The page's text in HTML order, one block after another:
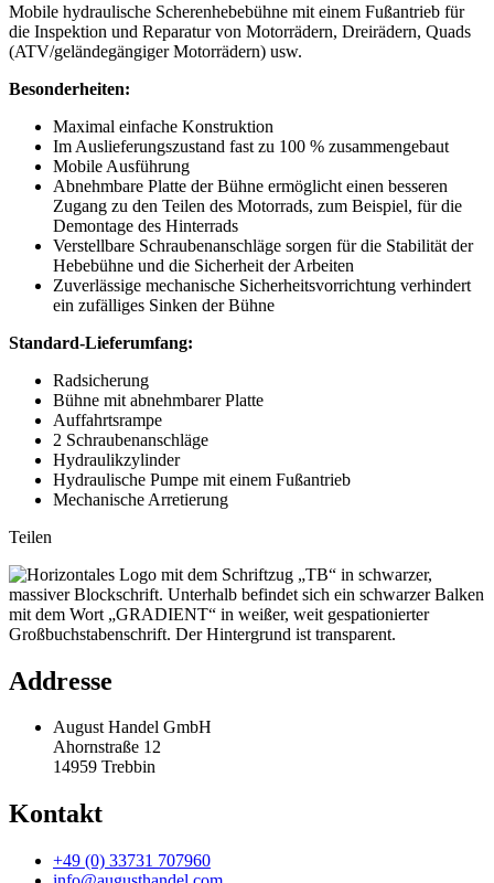
Mobile hydraulische Scherenhebebühne mit einem Fußantrieb für
die Inspektion und Reparatur von Motorrädern, Dreirädern, Quads
(ATV/geländegängiger Motorrädern) usw.
Besonderheiten:
Maximal einfache Konstruktion
Im Auslieferungszustand fast zu 100 % zusammengebaut
Mobile Ausführung
Abnehmbare Platte der Bühne ermöglicht einen besseren
Zugang zu den Teilen des Motorrads, zum Beispiel, für die
Demontage des Hinterrads
Verstellbare Schraubenanschläge sorgen für die Stabilität der
Hebebühne und die Sicherheit der Arbeiten
Zuverlässige mechanische Sicherheitsvorrichtung verhindert
ein zufälliges Sinken der Bühne
Standard-Lieferumfang:
Radsicherung
Bühne mit abnehmbarer Platte
Auffahrtsrampe
2 Schraubenanschläge
Hydraulikzylinder
Hydraulische Pumpe mit einem Fußantrieb
Mechanische Arretierung
Teilen
Addresse
August Handel GmbH
Ahornstraße 12
14959 Trebbin
Kontakt
+49 (0) 33731 707960